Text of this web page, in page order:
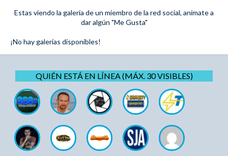
Estas viendo la galería de un miembro de la red social, anímate a
dar algún "Me Gusta"
¡No hay galerías disponibles!
QUIÉN ESTÁ EN LÍNEA (MÁX. 30 VISIBLES)